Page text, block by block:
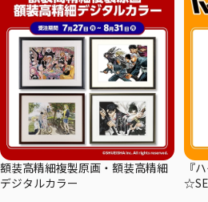
額装高精細複製原画・額装高精細
デジタルカラー
『